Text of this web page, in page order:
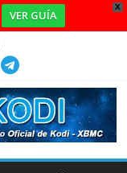
X
VER GUÍA